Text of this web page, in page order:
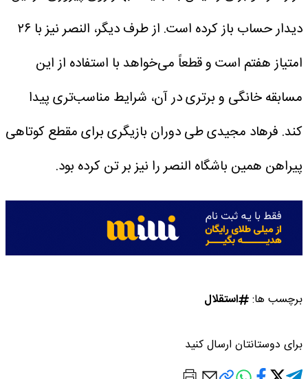
دیدار حساب باز کرده است. از طرف دیگر، النصر نیز با ۲۶
امتیاز هفتم است و قطعاً می‌خواهد با استفاده از این
مسابقه خانگی و برتری در آن، شرایط مناسب‌تری پیدا
کند. فرهاد مجیدی طی دوران بازیگری برای مقطع کوتاهی
پیراهن همین باشگاه النصر را نیز بر تن کرده بود.
برچسب ها: استقلال
برای دوستانتان ارسال کنید